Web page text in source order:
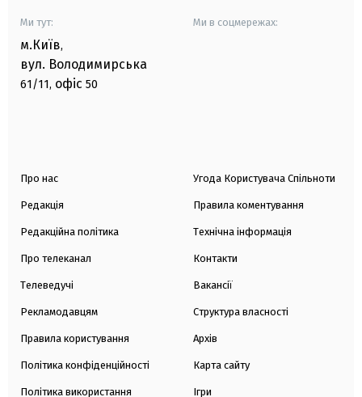
Ми тут:
м.Київ,
вул. Володимирська
61/11, офіс 50
Ми в соцмережах:
Про нас
Редакція
Редакційна політика
Про телеканал
Телеведучі
Рекламодавцям
Правила користування
Політика конфіденційності
Політика використання
Угода Користувача Спільноти
Правила коментування
Технічна інформація
Контакти
Вакансії
Структура власності
Архів
Карта сайту
Ігри